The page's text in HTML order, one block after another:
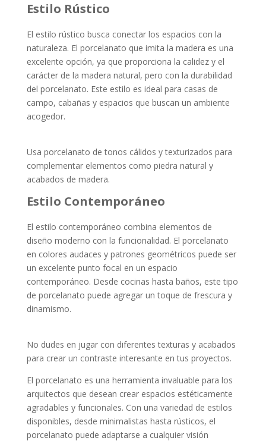
Estilo Rústico
El estilo rústico busca conectar los espacios con la
naturaleza. El porcelanato que imita la madera es una
excelente opción, ya que proporciona la calidez y el
carácter de la madera natural, pero con la durabilidad
del porcelanato. Este estilo es ideal para casas de
campo, cabañas y espacios que buscan un ambiente
acogedor.
Usa porcelanato de tonos cálidos y texturizados para
complementar elementos como piedra natural y
acabados de madera.
Estilo Contemporáneo
El estilo contemporáneo combina elementos de
diseño moderno con la funcionalidad. El porcelanato
en colores audaces y patrones geométricos puede ser
un excelente punto focal en un espacio
contemporáneo. Desde cocinas hasta baños, este tipo
de porcelanato puede agregar un toque de frescura y
dinamismo.
No dudes en jugar con diferentes texturas y acabados
para crear un contraste interesante en tus proyectos.
El porcelanato es una herramienta invaluable para los
arquitectos que desean crear espacios estéticamente
agradables y funcionales. Con una variedad de estilos
disponibles, desde minimalistas hasta rústicos, el
porcelanato puede adaptarse a cualquier visión